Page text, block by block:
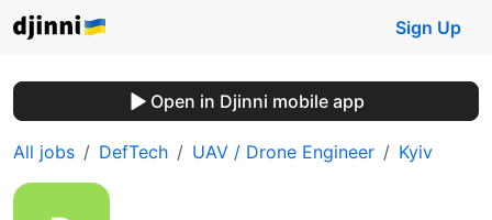
Sign Up
Open in Djinni mobile app
All jobs DefTech UAV / Drone Engineer Kyiv